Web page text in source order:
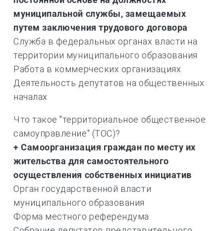
муниципальной службы, замещаемых
путем заключения трудового договора
Служба в федеральных органах власти на
территории муниципального образования
Работа в коммерческих организациях
Деятельность депутатов на общественных
началах
Что такое "территориальное общественное
самоуправление" (ТОС)?
+ Самоорганизация граждан по месту их
жительства для самостоятельного
осуществления собственных инициатив
Орган государственной власти
муниципального образования
Форма местного референдума